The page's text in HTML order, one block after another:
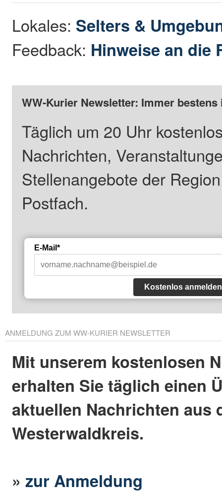
Lokales: Selters &
Feedback: Hinweise an die
WW-Kurier Newsletter: Immer
Täglich um 20 Uhr
Nachrichten,
Stellenangebote der
Postfach.
E-Mail*
Kostenlos anmelden
ANMELDUNG ZUM WW-KURIER NEWSLETTER
Mit unserem kostenlosen
erhalten Sie täglich einen
aktuellen Nachrichten aus
Westerwaldkreis.
»zur Anmeldung